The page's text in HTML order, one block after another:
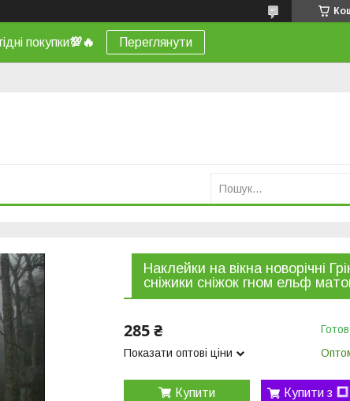
покупки💯🔥 Переглянути
Наклейки на вікна новорічні
сніжики сніжок гном ельф
285 ₴
Показати оптові ціни
Купити Купити з